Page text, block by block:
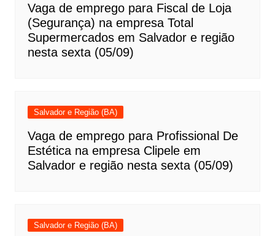
Vaga de emprego para Fiscal de Loja
(Segurança) na empresa Total
Supermercados em Salvador e região
nesta sexta (05/09)
Salvador e Região (BA)
Vaga de emprego para Profissional De
Estética na empresa Clipele em
Salvador e região nesta sexta (05/09)
Salvador e Região (BA)